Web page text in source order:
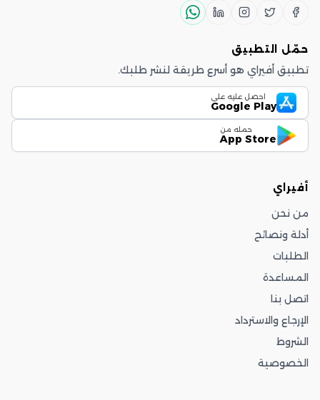
حمّل التطبيق
تطبيق أفيراي هو أسرع طريقة لنشر طلبك.
احصل عليه على
Google Play
حمله من
App Store
أفيراي
من نحن
أدلة ونصائح
الطلبات
المساعدة
اتصل بنا
الإرجاع والاسترداد
الشروط
الخصوصية